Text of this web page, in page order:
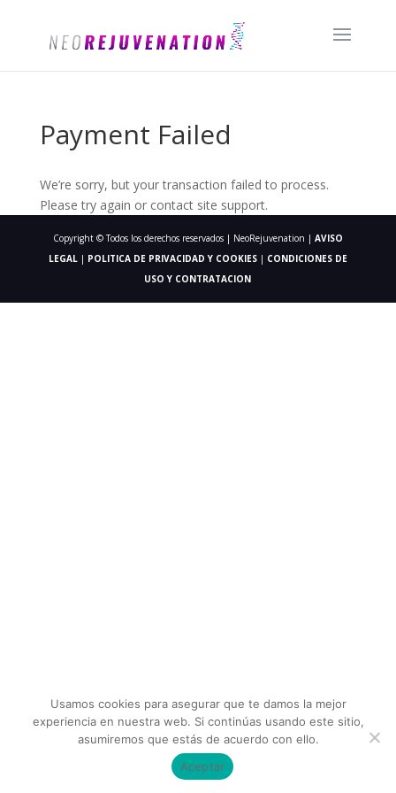
Payment Failed
We’re sorry, but your transaction failed to process.
Please try again or contact site support.
Copyright © Todos los derechos reservados | NeoRejuvenation | AVISO
LEGAL | POLITICA DE PRIVACIDAD Y COOKIES | CONDICIONES DE
USO Y CONTRATACION
Usamos cookies para asegurar que te damos la mejor
experiencia en nuestra web. Si continúas usando este sitio,
asumiremos que estás de acuerdo con ello.
Aceptar